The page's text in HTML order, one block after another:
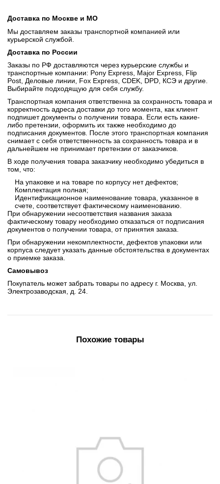
Доставка по Москве и МО
Мы доставляем заказы транспортной компанией или
курьерской службой.
Доставка по России
Заказы по РФ доставляются через курьерские службы и
транспортные компании: Pony Express, Major Express, Flip
Post, Деловые линии, Fox Express, CDEK, DPD, КСЭ и другие.
Выбирайте подходящую для себя службу.
Транспортная компания ответственна за сохранность товара и
корректность адреса доставки до того момента, как клиент
подпишет документы о получении товара. Если есть какие-
либо претензии, оформить их также необходимо до
подписания документов. После этого транспортная компания
снимает с себя ответственность за сохранность товара и в
дальнейшем не принимает претензии от заказчиков.
В ходе получения товара заказчику необходимо убедиться в
том, что:
На упаковке и на товаре по корпусу нет дефектов;
Комплектация полная;
Идентификационное наименование товара, указанное в
счете, соответствует фактическому наименованию.
При обнаружении несоответствия названия заказа
фактическому товару необходимо отказаться от подписания
документов о получении товара, от принятия заказа.
При обнаружении некомплектности, дефектов упаковки или
корпуса следует указать данные обстоятельства в документах
о приемке заказа.
Самовывоз
Покупатель может забрать товары по адресу г. Москва, ул.
Электрозаводская, д. 24.
Похожие товары